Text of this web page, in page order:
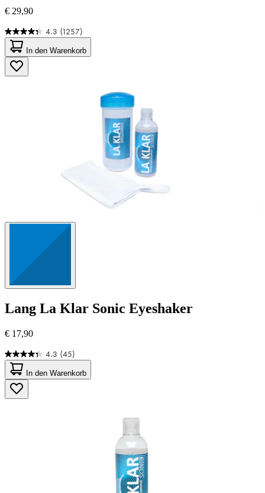
€ 29,90
4.3 (1257)
4.3
von
5
Sternen.
1257
In den Warenkorb
Lang La Klar Sonic Eyeshaker
€ 17,90
4.3 (45)
4.3
von
5
Sternen.
45
In den Warenkorb